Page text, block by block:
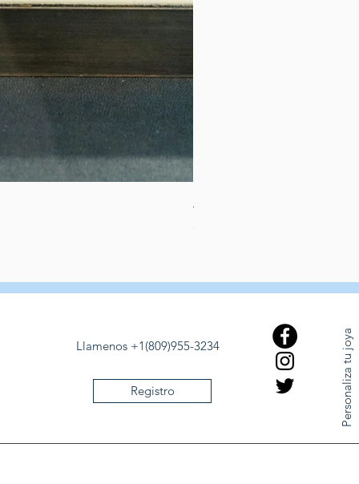
Aros matrimoniales para
Personaliza tu joya
Llamenos +1(809)955-3234
Registro